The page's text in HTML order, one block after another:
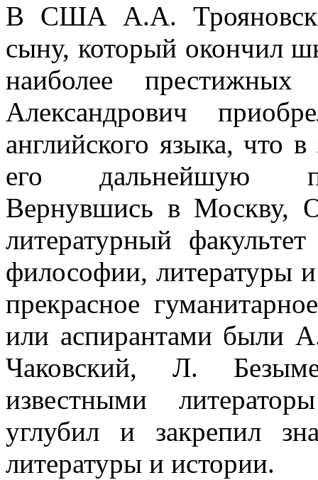
В США А.А.
сыну, который окончил
наиболее
Александрович
английского языка, что
его дальнейшую
Вернувшись в Москву,
литературный
философии, литературы
прекрасное
или аспирантами были
Чаковский, Л.
известными
углубил и закрепил
литературы и истории.